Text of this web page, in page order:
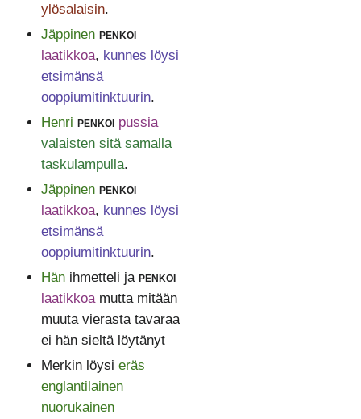
ylösalaisin.
Jäppinen penkoi
laatikkoa, kunnes löysi
etsimänsä
ooppiumitinktuurin.
Henri penkoi pussia
valaisten sitä samalla
taskulampulla.
Jäppinen penkoi
laatikkoa, kunnes löysi
etsimänsä
ooppiumitinktuurin.
Hänihmetteli ja penkoi
laatikkoamutta mitään
muuta vierasta tavaraa
ei hän sieltä löytänyt
Merkin löysi eräs
englantilainen
nuorukainen